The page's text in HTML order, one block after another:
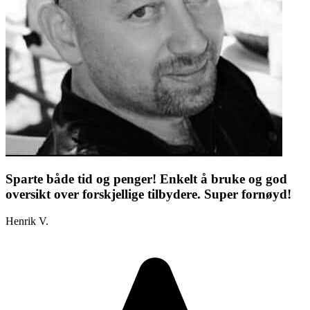
Sparte både tid og penger! Enkelt å bruke og god
oversikt over forskjellige tilbydere. Super fornøyd!
Henrik V.